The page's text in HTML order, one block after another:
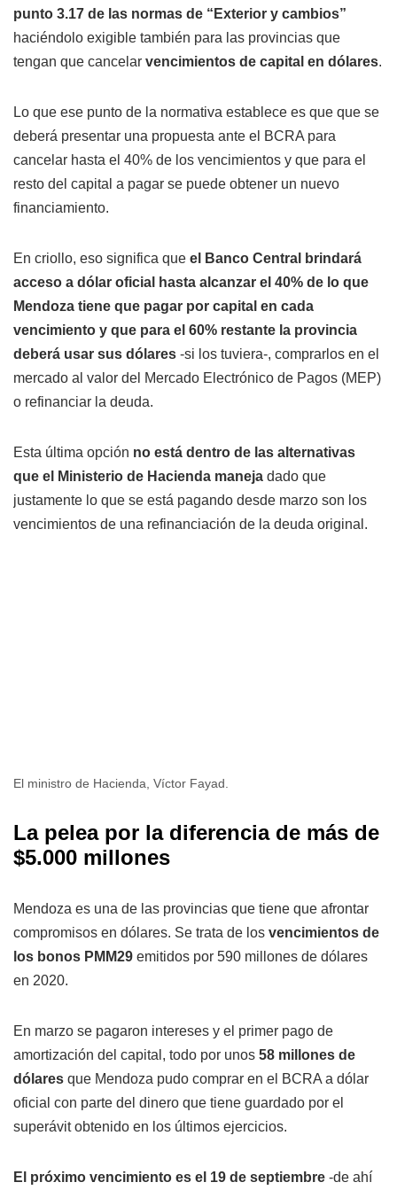
punto 3.17 de las normas de “Exterior y cambios”
haciéndolo exigible también para las provincias que
tengan que cancelar vencimientos de capital en dólares.
Lo que ese punto de la normativa establece es que que se
deberá presentar una propuesta ante el BCRA para
cancelar hasta el 40% de los vencimientos y que para el
resto del capital a pagar se puede obtener un nuevo
financiamiento.
En criollo, eso significa que el Banco Central brindará
acceso a dólar oficial hasta alcanzar el 40% de lo que
Mendoza tiene que pagar por capital en cada
vencimiento y que para el 60% restante la provincia
deberá usar sus dólares -si los tuviera-, comprarlos en el
mercado al valor del Mercado Electrónico de Pagos (MEP)
o refinanciar la deuda.
Esta última opción no está dentro de las alternativas
que el Ministerio de Hacienda maneja dado que
justamente lo que se está pagando desde marzo son los
vencimientos de una refinanciación de la deuda original.
El ministro de Hacienda, Víctor Fayad.
La pelea por la diferencia de más de
$5.000 millones
Mendoza es una de las provincias que tiene que afrontar
compromisos en dólares. Se trata de los vencimientos de
los bonos PMM29 emitidos por 590 millones de dólares
en 2020.
En marzo se pagaron intereses y el primer pago de
amortización del capital, todo por unos 58 millones de
dólares que Mendoza pudo comprar en el BCRA a dólar
oficial con parte del dinero que tiene guardado por el
superávit obtenido en los últimos ejercicios.
El próximo vencimiento es el 19 de septiembre -de ahí